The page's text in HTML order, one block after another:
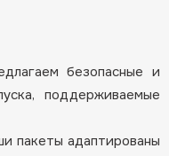
безопасные и
поддерживаемые
пакеты адаптированы